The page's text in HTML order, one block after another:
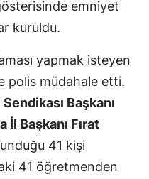
emniyet
kuruldu.
yapmak isteyen
polis müdahale etti.
Başkanı
İl Başkanı Fırat
41 kişi
41 öğretmenden